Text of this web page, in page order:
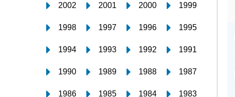
2002 2001 2000 1999
1998 1997 1996 1995
1994 1993 1992 1991
1990 1989 1988 1987
1986 1985 1984 1983